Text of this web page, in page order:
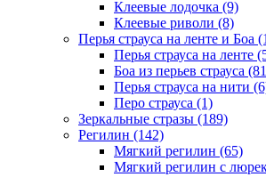
Клеевые лодочка (9)
Клеевые риволи (8)
Перья страуса на ленте и Боа
Перья страуса на ленте
Боа из перьев страуса
Перья страуса на нити
Перо страуса (1)
Зеркальные стразы (189)
Регилин (142)
Мягкий регилин (65)
Мягкий регилин с